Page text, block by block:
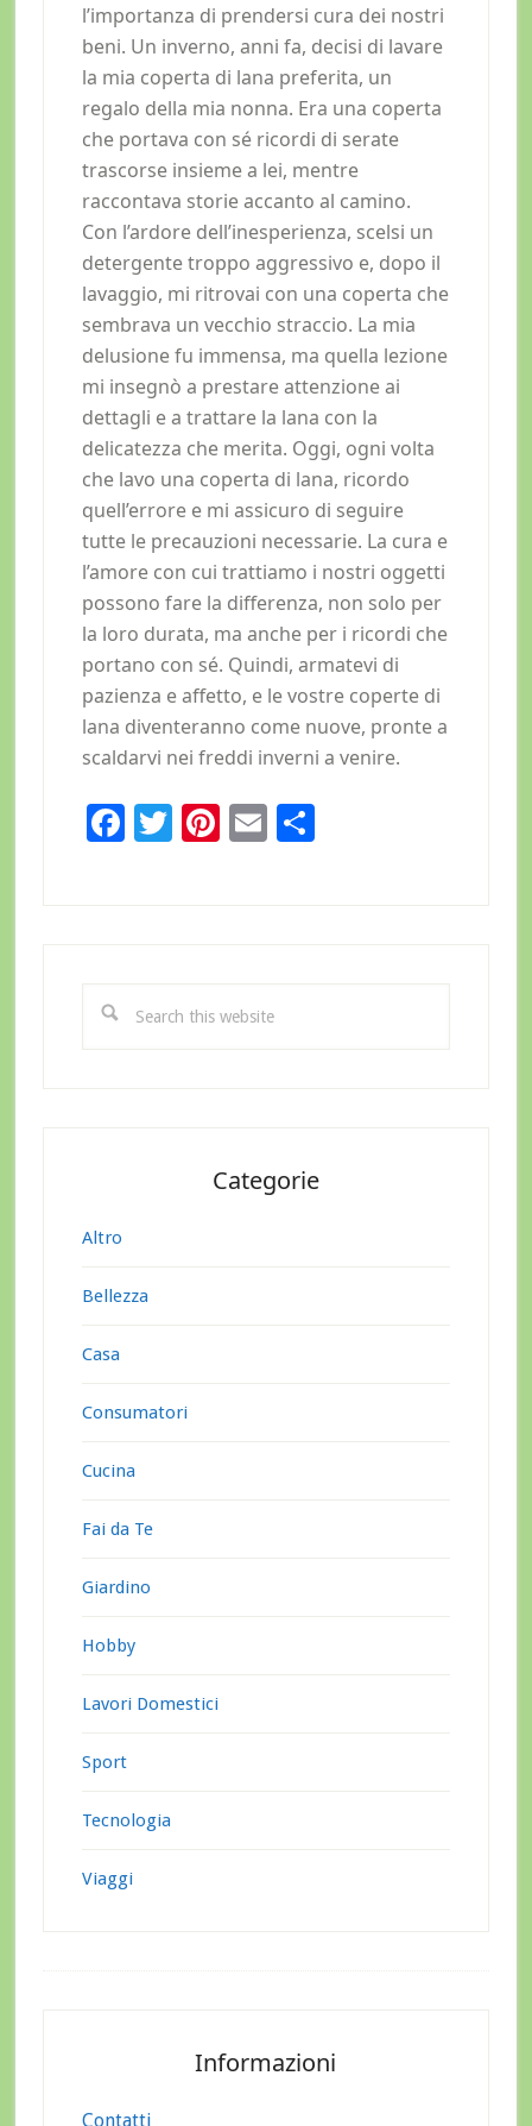
l’importanza di prendersi cura dei nostri
beni. Un inverno, anni fa, decisi di lavare
la mia coperta di lana preferita, un
regalo della mia nonna. Era una coperta
che portava con sé ricordi di serate
trascorse insieme a lei, mentre
raccontava storie accanto al camino.
Con l’ardore dell’inesperienza, scelsi un
detergente troppo aggressivo e, dopo il
lavaggio, mi ritrovai con una coperta che
sembrava un vecchio straccio. La mia
delusione fu immensa, ma quella lezione
mi insegnò a prestare attenzione ai
dettagli e a trattare la lana con la
delicatezza che merita. Oggi, ogni volta
che lavo una coperta di lana, ricordo
quell’errore e mi assicuro di seguire
tutte le precauzioni necessarie. La cura e
l’amore con cui trattiamo i nostri oggetti
possono fare la differenza, non solo per
la loro durata, ma anche per i ricordi che
portano con sé. Quindi, armatevi di
pazienza e affetto, e le vostre coperte di
lana diventeranno come nuove, pronte a
scaldarvi nei freddi inverni a venire.
Facebook
Twitter
Pinterest
EmailCondividi
this
Categorie
Altro
Bellezza
Casa
Consumatori
Cucina
Fai da Te
Giardino
Hobby
Lavori Domestici
Sport
Tecnologia
Viaggi
Informazioni
Contatti